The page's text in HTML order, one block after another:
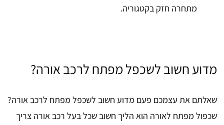
מתחרה חזק בקטגוריה.
מדוע חשוב לשכפל מפתח לרכב אורה?
שאלתם את עצמכם פעם מדוע חשוב לשכפל מפתח לרכב אורה?
שכפול מפתח לאורה הוא הליך חשוב שכל בעל רכב אורה צריך